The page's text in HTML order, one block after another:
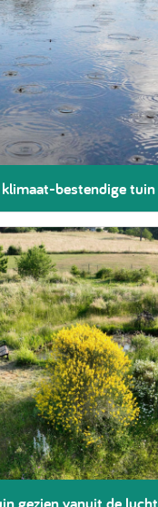
klimaat-bestendige tuin
gezien vanuit de lucht